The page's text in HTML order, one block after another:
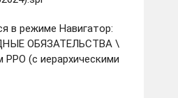
в режиме Навигатор:
ОБЯЗАТЕЛЬСТВА \
(с иерархическими